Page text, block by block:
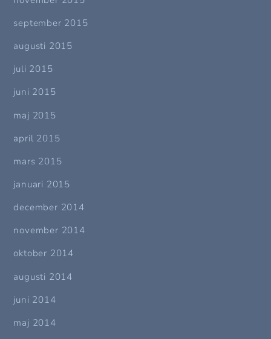
september 2015
augusti 2015
juli 2015
juni 2015
maj 2015
april 2015
mars 2015
januari 2015
december 2014
november 2014
oktober 2014
augusti 2014
juni 2014
maj 2014